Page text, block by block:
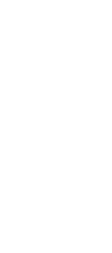
La secuela del éxito
más está rodada en
asesinatos de unas
la trama central de
la novela del escritor
Principal,
El Palo seguirá
entrega, ya que es
Sur, en la que
de la historia y
Milena Smit, que
‘La Chica de nieve’